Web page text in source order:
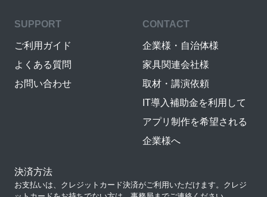
SUPPORT
ご利用ガイド
よくある質問
お問い合わせ
CONTACT
企業様・自治体様
家具関連会社様
取材・講演依頼
IT導入補助金を利用して
アプリ制作を希望される
企業様へ
決済方法
お支払いは、クレジットカード決済がご利用いただけます。クレジ